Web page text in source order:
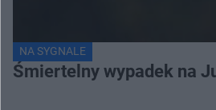
NA SYGNALE
Śmiertelny wypadek na